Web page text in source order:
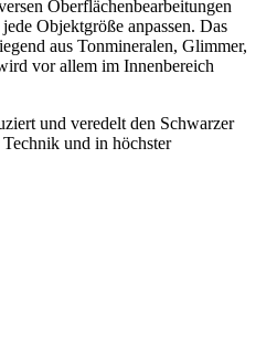
Oberflächenbearbeitungen
Objektgröße anpassen. Das
aus Tonmineralen, Glimmer,
vor allem im Innenbereich
und veredelt den Schwarzer
und in höchster